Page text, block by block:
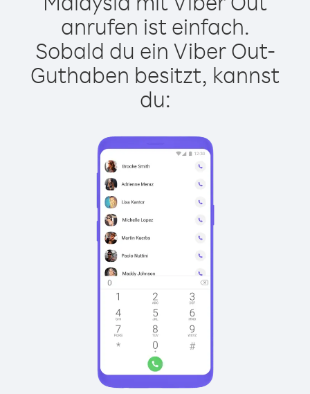
anrufen ist einfach.
Sobald du ein Viber Out-
Guthaben besitzt, kannst
du: